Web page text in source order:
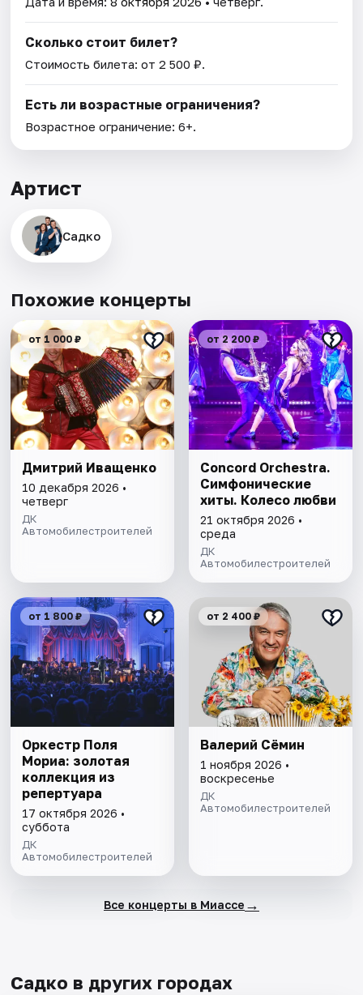
Сколько стоит билет?
Стоимость билета: от 2 500 ₽.
Есть ли возрастные ограничения?
Возрастное ограничение: 6+.
Артист
Садко
Похожие концерты
от 1 000 ₽
Дмитрий Иващенко
10 декабря 2026 •
четверг
ДК
Автомобилестроителей
от 2 200 ₽
Concord Orchestra.
Симфонические
хиты. Колесо любви
21 октября 2026 •
среда
ДК
Автомобилестроителей
от 1 800 ₽
Оркестр Поля
Мориа: золотая
коллекция из
репертуара
17 октября 2026 •
суббота
ДК
Автомобилестроителей
от 2 400 ₽
Валерий Сёмин
1 ноября 2026 •
воскресенье
ДК
Автомобилестроителей
Все концерты в Миассе →
Садко в других городах